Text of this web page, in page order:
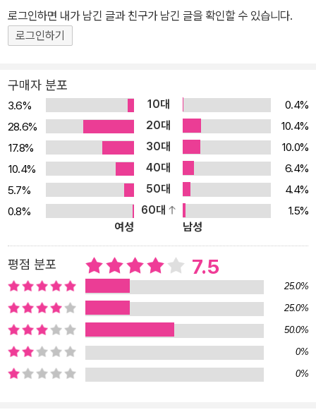
“우리가 전혀 몰랐던 조금 더 먼 ‘첨단’과 ‘깊이’에까지” 나아가고 있
다. 그의 시를 이루는 두 가지 큰 줄기는 바로, ‘성(聖)’과 ‘성(性)’이
다. 종교적 억압과 금기, 오이디푸스 콤플렉스, 성적 도착, 착란과 분
드러낸다. 김상혁의 시 세계에는 여러 갈래로 나뉜 자아들이 끊임없
이 배회하며 자신의 정체를 들여다보고자 한다. “내가 죽도록 훔쳐보
고 싶은 건 바로 나예요”(「정체」)라는 진술처럼, 김상혁의 시는 근원
적인 ‘나’에 대한 은밀한 관음증의 시선을 집요하게 보여 준다. “내가
김상혁의 언어에 애착과 믿음을 가지는 것은 이런 언어는 결코 학습
으로는 얻을 수 없는 것이기 때문이다. 광기의 언어는 배워서 되는 것
이 아니다. 태생적인 것이다. 김상혁의 언어가 가진 희소성에 주목하
고 싶다.”라는 이원 시인의 말처럼 그가 뿜어내는 광기의 언어들은 학
습이나 훈련으로 얻을 수 있는 것이 아니다. 기성 시인들의 시를 흉내
내는, 그저 잘 다듬어진 시들 속에서, 그의 언어가 더욱 특별한 이유
다. ■ 울음을 틀어막듯 엎드려 슬픔을 봉인하는, 숭고하고 비루한, 엎
드린 메시아의 탄생 김상혁 시인의 첫 시집 『이 집에서 슬픔은 안 된
다』를 지배하는 풍경은 대부분 성적인 공포와 죽음의 세계이다. 훼손
된 시체와 잘린 성기가 도처에 널려 있는, 광기와 재앙의 세계다. “꼬
리를 갖고 싶은 아이들이 허리에 밧줄을 묶는다./ 양탄자 위에서 하혈
하는 개가 주인이 흘린 정육(精肉)을 핥는다./ 여자들은 밤새 고깔을
로그인하면 내가 남긴 글과 친구가 남긴 글을 확인할 수 있습니다.
로그인하기
구매자 분포
3.6% 10대
0.4%
28.6%
20대
10.4%
17.8%
30대
10.0%
10.4%
40대
6.4%
5.7%
50대
4.4%
0.8%
60대
1.5%
여성
남성
평점 분포 7.5
25.0%
25.0%
50.0%
0%
0%